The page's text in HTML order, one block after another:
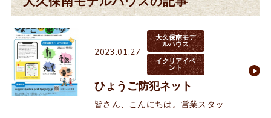
2023.01.27
大久保南モデ
ルハウス
イクリアイベ
ント
ひょうご防犯ネット
皆さん、こんにちは。営業スタッフ